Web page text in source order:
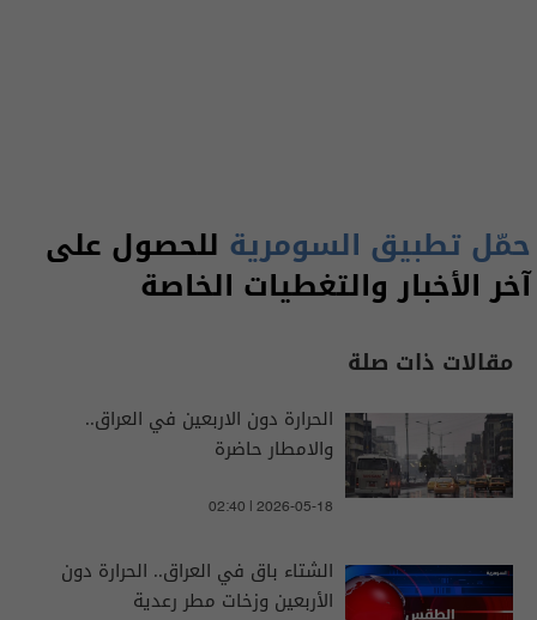
حمّل تطبيق السومرية للحصول على
آخر الأخبار والتغطيات الخاصة
مقالات ذات صلة
الحرارة دون الاربعين في العراق..
والامطار حاضرة
02:40 | 2026-05-18
الشتاء باق في العراق.. الحرارة دون
الأربعين وزخات مطر رعدية